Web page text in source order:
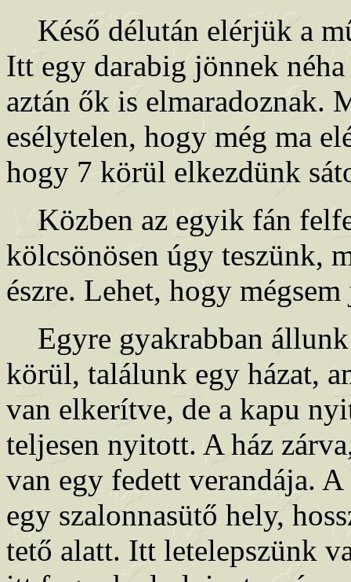
Késő délután elérjük a
Itt egy darabig jönnek
aztán ők is elmaradoznak.
esélytelen, hogy még ma
hogy 7 körül elkezdünk
Közben az egyik fán
kölcsönösen úgy teszünk,
észre. Lehet, hogy
Egyre gyakrabban
körül, találunk egy házat,
van elkerítve, de a kapu
teljesen nyitott. A ház
van egy fedett verandája.
egy szalonnasütő hely,
tető alatt. Itt letelepszünk